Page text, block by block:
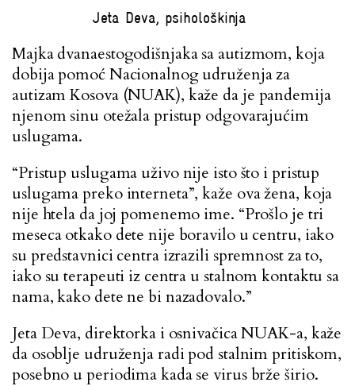
Jeta Deva, psihološkinja
Majka dvanaestogodišnjaka sa autizmom, koja
dobija pomoć Nacionalnog udruženja za
autizam Kosova (NUAK), kaže da je pandemija
njenom sinu otežala pristup odgovarajućim
uslugama.
“Pristup uslugama uživo nije isto što i pristup
uslugama preko interneta”, kaže ova žena, koja
nije htela da joj pomenemo ime. “Prošlo je tri
meseca otkako dete nije boravilo u centru, iako
su predstavnici centra izrazili spremnost za to,
iako su terapeuti iz centra u stalnom kontaktu sa
nama, kako dete ne bi nazadovalo.”
Jeta Deva, direktorka i osnivačica NUAK-a, kaže
da osoblje udruženja radi pod stalnim pritiskom,
posebno u periodima kada se virus brže širio.